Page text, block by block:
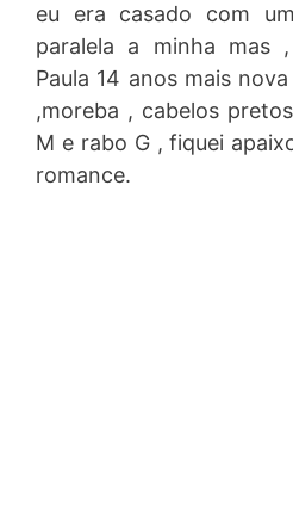
eu era casado com
paralela a minha mas
Paula 14 anos mais
,moreba , cabelos
M e rabo G , fiquei
romance.